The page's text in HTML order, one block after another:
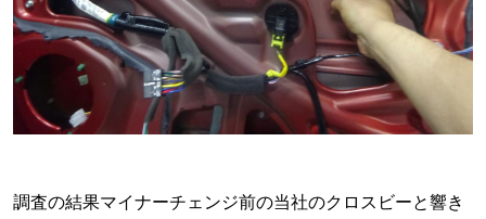
調査の結果マイナーチェンジ前の当社のクロスビーと響き